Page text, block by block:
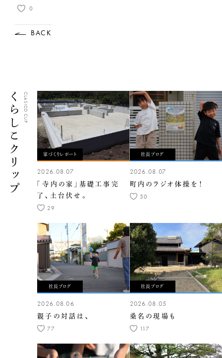
0
BACK
くらしこクリップCLASICO CLIP
家づくりレポート
2026.08.07
「寺内の家」基礎工事完
了、土台伏せ。
29
社長ブログ
2026.08.07
町内のラジオ体操を！
50
社長ブログ
2026.08.06
親子の対話は、
77
社長ブログ
2026.08.05
桑名の現場も
117